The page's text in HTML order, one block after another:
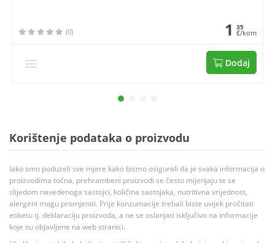
(0) 1 35
€/kom
Dodaj
Korištenje podataka o proizvodu
Iako smo poduzeli sve mjere kako bismo osigurali da je svaka informacija o
proizvodima točna, prehrambeni proizvodi se često mijenjaju te se
slijedom navedenoga sastojci, količina sastojaka, nutritivna vrijednost,
alergeni mogu promjeniti. Prije konzumacije trebali biste uvijek pročitati
etiketu tj. deklaraciju proizvoda, a ne se oslanjati isključivo na informacije
koje su objavljene na web stranici.